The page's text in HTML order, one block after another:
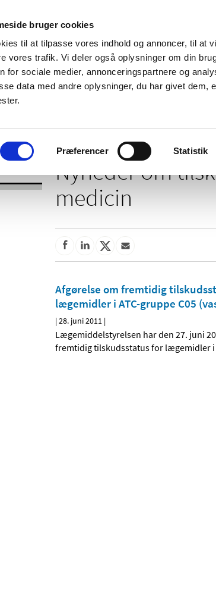
bruger cookies
til at tilpasse vores indhold og annoncer, til at
vores trafik. Vi deler også oplysninger om din
for sociale medier, annonceringspartnere og
data med andre oplysninger, du har givet dem,
Præferencer Statistik
Nyheder
Bivirkninger og
produktinformation
Tilskud og
Nyheder om
medicin
Afgørelse om fremtidig
lægemidler i ATC-gruppe C05
|28. juni 2011 |
Lægemiddelstyrelsen har den 27. juni
fremtidig tilskudsstatus for lægemidler i